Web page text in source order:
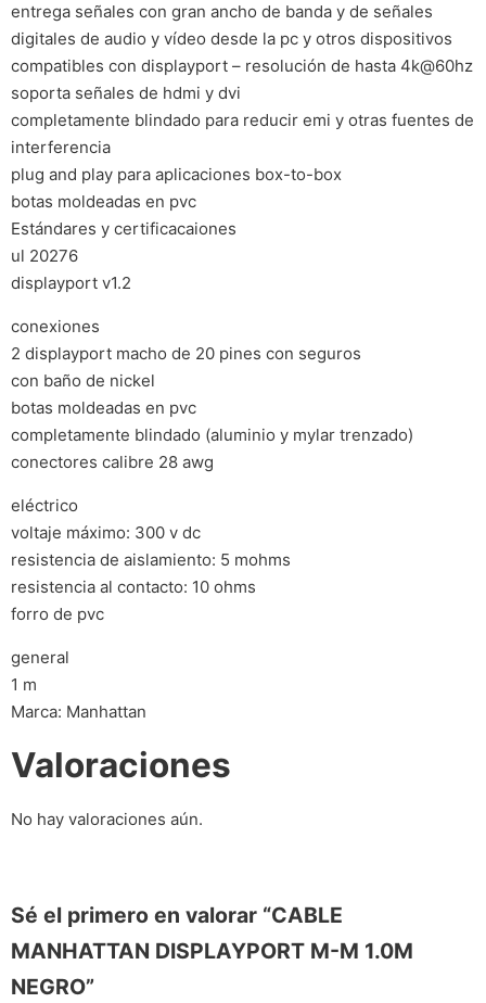
entrega señales con gran ancho de banda y de señales
digitales de audio y vídeo desde la pc y otros dispositivos
compatibles con displayport – resolución de hasta 4k@60hz
soporta señales de hdmi y dvi
completamente blindado para reducir emi y otras fuentes de
interferencia
plug and play para aplicaciones box-to-box
botas moldeadas en pvc
Estándares y certificacaiones
ul 20276
displayport v1.2
conexiones
2 displayport macho de 20 pines con seguros
con baño de nickel
botas moldeadas en pvc
completamente blindado (aluminio y mylar trenzado)
conectores calibre 28 awg
eléctrico
voltaje máximo: 300 v dc
resistencia de aislamiento: 5 mohms
resistencia al contacto: 10 ohms
forro de pvc
general
1 m
Marca: Manhattan
Valoraciones
No hay valoraciones aún.
Sé el primero en valorar “CABLE
MANHATTAN DISPLAYPORT M-M 1.0M
NEGRO”